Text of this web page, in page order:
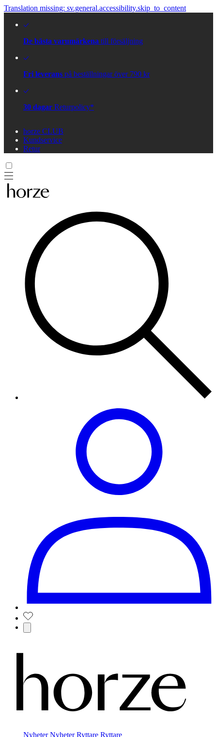
Translation missing: sv.general.accessibility.skip_to_content
De bästa varumärkena till försäljning
Fri leverans på beställningar över 790 kr
30 dagar Returpolicy*
horze CLUB
Kundservice
Retur
Nyheter Nyheter Ryttare Ryttare